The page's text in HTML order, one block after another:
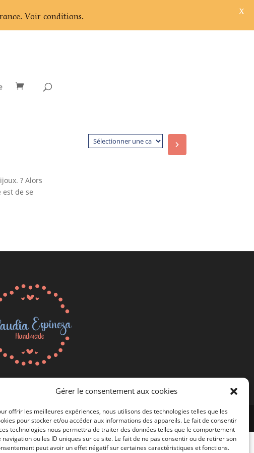
Gérer le consentement aux cookies
offrir les meilleures expériences, nous utilisons des technologies telles que les
pour stocker et/ou accéder aux informations des appareils. Le fait de consentir
technologies nous permettra de traiter des données telles que le comportement
navigation ou les ID uniques sur ce site. Le fait de ne pas consentir ou de retirer son
peut avoir un effet négatif sur certaines caractéristiques et fonctions.
? Alors
de se
Sélectionner
une
Voir conditions. X